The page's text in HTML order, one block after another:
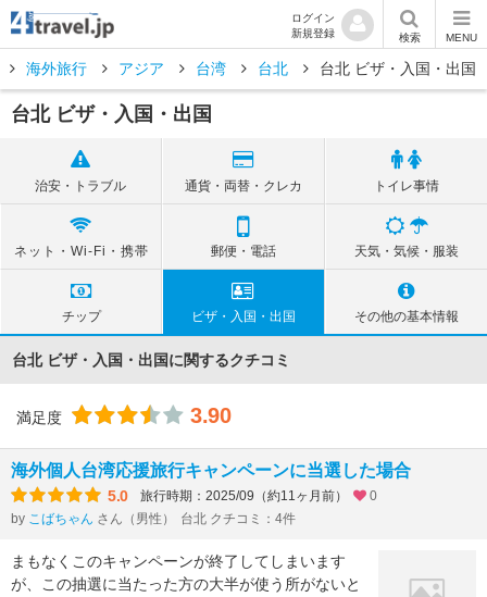
ログイン
新規登録
検索 MENU
海外旅行 アジア 台湾 台北 台北 ビザ・入国・出国
台北 ビザ・入国・出国
治安・トラブル 通貨・両替・クレカ トイレ事情
ネット・Wi-Fi・携帯 郵便・電話 天気・気候・服装
チップ ビザ・入国・出国 その他の基本情報
台北 ビザ・入国・出国に関するクチコミ
満足度 3.90
海外個人台湾応援旅行キャンペーンに当選した場合
5.0 旅行時期：2025/09（約11ヶ月前）
0
by こばちゃん さん（男性） 台北 クチコミ：4件
まもなくこのキャンペーンが終了してしまいます
が、この抽選に当たった方の大半が使う所がないと